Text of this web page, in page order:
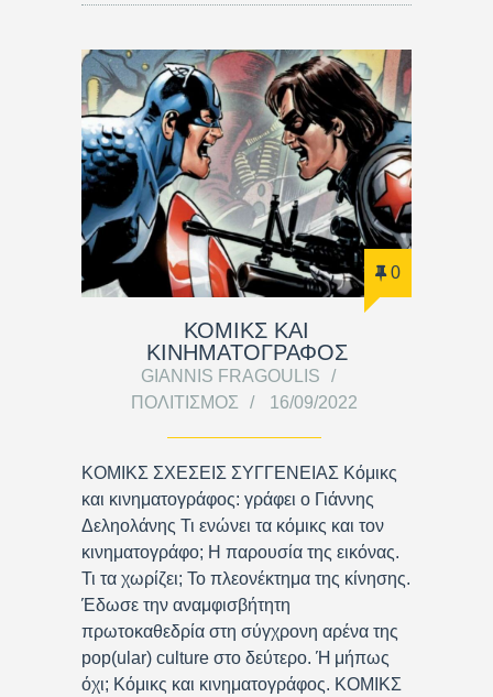
0
ΚΟΜΙΚΣ ΚΑΙ
ΚΙΝΗΜΑΤΟΓΡΑΦΟΣ
GIANNIS FRAGOULIS
ΠΟΛΙΤΙΣΜΌΣ
16/09/2022
ΚΟΜΙΚΣ ΣΧΕΣΕΙΣ ΣΥΓΓΕΝΕΙΑΣ Κόμικς
και κινηματογράφος: γράφει ο Γιάννης
Δεληολάνης Τι ενώνει τα κόμικς και τον
κινηματογράφο; Η παρουσία της εικόνας.
Τι τα χωρίζει; Το πλεονέκτημα της κίνησης.
Έδωσε την αναμφισβήτητη
πρωτοκαθεδρία στη σύγχρονη αρένα της
pop(ular) culture στο δεύτερο. Ή μήπως
όχι; Κόμικς και κινηματογράφος. ΚΟΜΙΚΣ